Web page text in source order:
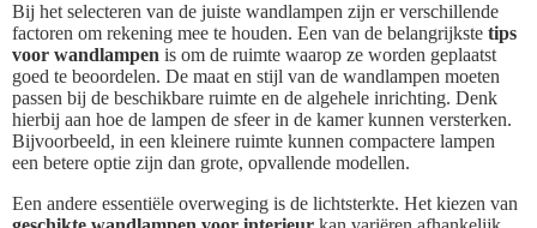
Bij het selecteren van de juiste wandlampen zijn er verschillende
factoren om rekening mee te houden. Een van de belangrijkste tips
voor wandlampen is om de ruimte waarop ze worden geplaatst
goed te beoordelen. De maat en stijl van de wandlampen moeten
passen bij de beschikbare ruimte en de algehele inrichting. Denk
hierbij aan hoe de lampen de sfeer in de kamer kunnen versterken.
Bijvoorbeeld, in een kleinere ruimte kunnen compactere lampen
een betere optie zijn dan grote, opvallende modellen.
Een andere essentiële overweging is de lichtsterkte. Het kiezen van